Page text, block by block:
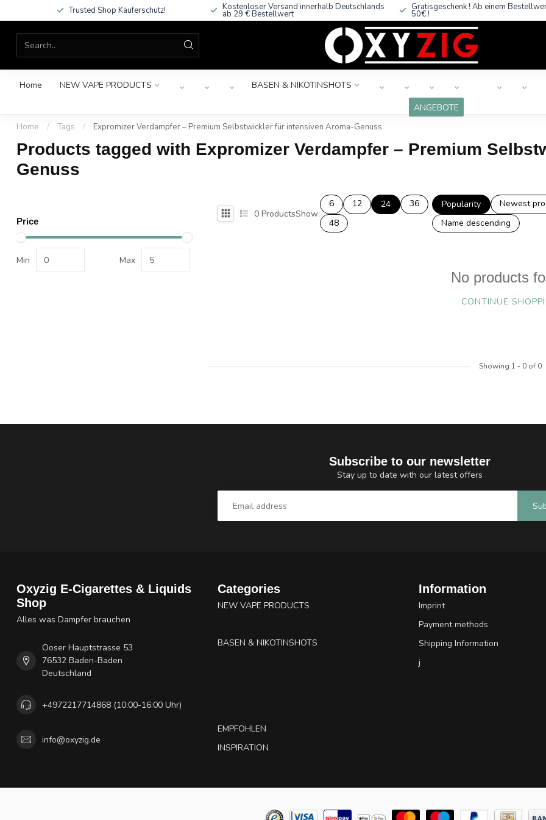
Trusted Shop Käuferschutz! Kostenloser Versand innerhalb Deutschlands
ab 29 € Bestellwert
Gratisgeschenk ! Ab einem
50€ !
Home NEW VAPE PRODUCTS BASEN & NIKOTINSHOTS
ANGEBOTE
Home / Tags / Expromizer Verdampfer – Premium Selbstwickler für intensiven Aroma-Genuss
Products tagged with Expromizer Verdampfer – Premium
Genuss
Price
Min Max
0 ProductsShow:
6 12 24
36
48
Popularity Newest
Name descending
No products
CONTINUE
Showing 1 - 0of 0
Subscribe to our newsletter
Stay up to date with our latest offers
Oxyzig E-Cigarettes & Liquids
Shop
Alles was Dampfer brauchen
Ooser Hauptstrasse 53
76532 Baden-Baden
Deutschland
+4972217714868 (10:00-16:00 Uhr)
info@oxyzig.de
Categories
NEW VAPE PRODUCTS
BASEN & NIKOTINSHOTS
EMPFOHLEN
INSPIRATION
Information
Imprint
Payment methods
Shipping Information
j